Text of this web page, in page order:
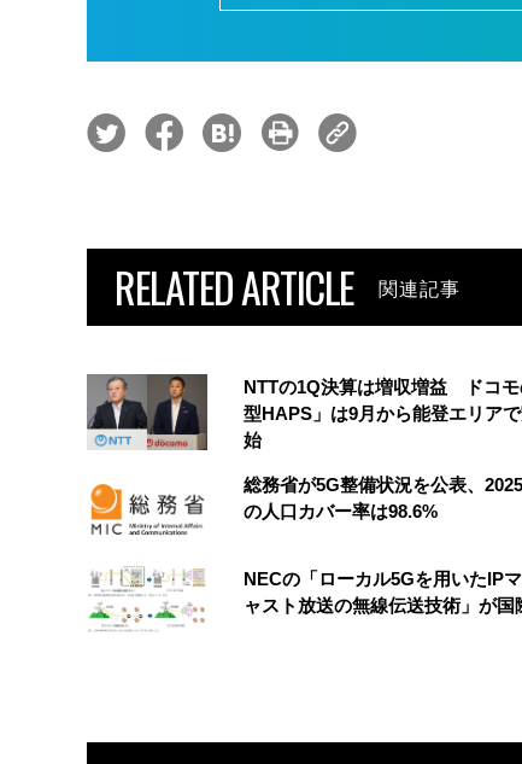
RELATED ARTICLE 関連記事
NTTの1Q決算は増収増益 ドコ
型HAPS」は9月から能登エリア
始
総務省が5G整備状況を公表、
の人口カバー率は98.6%
NECの「ローカル5Gを用いたIP
ャスト放送の無線伝送技術」が国